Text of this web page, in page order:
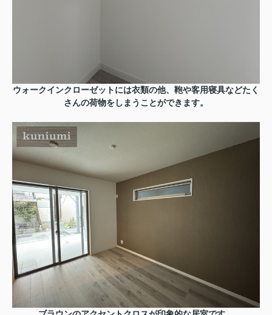
ウォークインクローゼットには衣類の他、鞄や客用寝具などたく
さんの荷物をしまうことができます。